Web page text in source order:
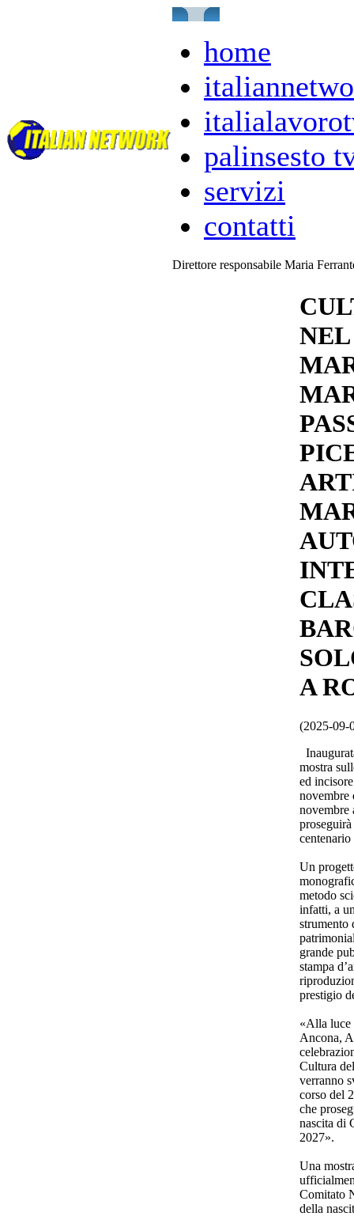
home
palinsesto
servizi
contatti
Direttore responsabile Maria
A
(2025-09-
mostra
ed
novembre
novembre
centenario
Un
metodo
infatti, a
strumento
grande
stampa
prestigio
«Alla luce
Ancona,
Cultura
verranno
corso del
che
nascita di
2027».
Una
Comitato
della